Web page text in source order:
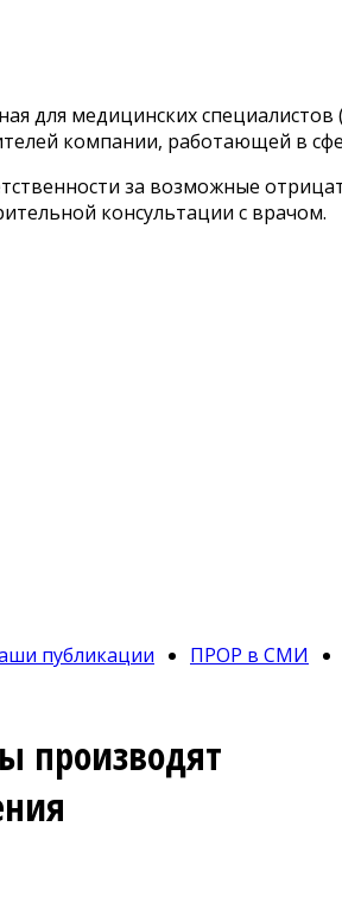
для медицинских
компании, работающей в
за возможные
консультации с врачом.
публикации ПРОР в СМИ
производят